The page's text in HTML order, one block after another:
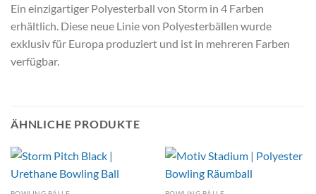
Ein einzigartiger Polyesterball von Storm in 4 Farben
erhältlich. Diese neue Linie von Polyesterbällen wurde
exklusiv für Europa produziert und ist in mehreren Farben
verfügbar.
ÄHNLICHE PRODUKTE